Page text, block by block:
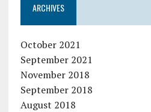
ARCHIVES
October 2021
September 2021
November 2018
September 2018
August 2018